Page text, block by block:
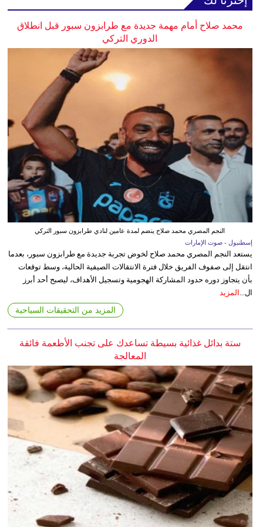
محمد صلاح أمام مهمة جديدة مع طرابزون سبور قبل انطلاق
الدوري التركي
النجم المصري محمد صلاح ينضم لمدة عامين لنادي طرابزون سبور التركي
إسطنبول - صوت الإمارات
يستعد النجم المصري محمد صلاح لخوض تجربة جديدة مع طرابزون سبور، بعدما
انتقل إلى صفوف الفريق خلال فترة الانتقالات الصيفية الحالية، وسط توقعات
بأن يتجاوز دوره حدود المشاركة الهجومية وتسجيل الأهداف، ليصبح أحد أبرز
ال... المزيد
المزيد من التحقيقات السياحية
ستة بدائل غذائية بسيطة تساعدك على تجنب الأطعمة فائقة
المعالجة